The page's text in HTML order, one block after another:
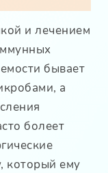
и лечением
бывает
а
болеет
который ему